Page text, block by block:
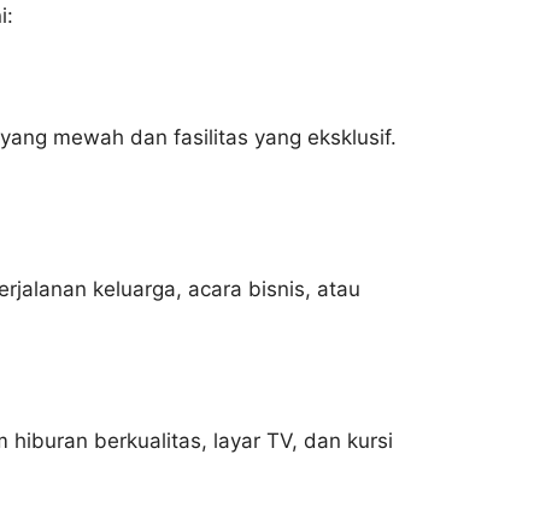
mewah dan fasilitas yang eksklusif.
keluarga, acara bisnis, atau
hiburan berkualitas, layar TV, dan kursi